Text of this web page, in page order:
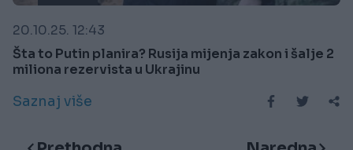
20.10.25. 12:43
Šta to Putin planira? Rusija mijenja zakon i šalje 2
miliona rezervista u Ukrajinu
Saznaj više